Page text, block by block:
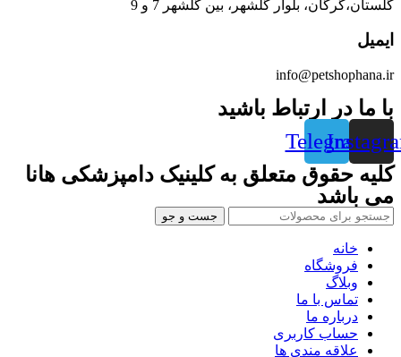
گلستان،گرگان، بلوار گلشهر، بین گلشهر 7 و 9
ایمیل
info@petshophana.ir
با ما در ارتباط باشید
Telegram
کلیه حقوق متعلق به کلینیک دامپزشکی هانا
می باشد
جست و جو
خانه
فروشگاه
وبلاگ
تماس با ما
درباره ما
حساب کاربری
علاقه مندی ها